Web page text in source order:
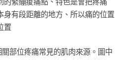
的緊繃痠痛點、特色是會把疼痛
身有段距離的地方、所以痛的位置
置
部位疼痛常見的肌肉來源。圖中